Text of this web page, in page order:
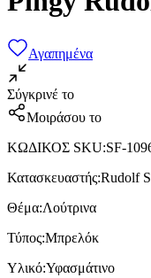
Αγαπημένα
Σύγκρινέ το
Μοιράσου το
ΚΩΔΙΚΟΣ SKU:SF-
Κατασκευαστής:Rudolf
Θέμα:Λούτρινα
Τύπος:Μπρελόκ
Υλικό:Υφασμάτινο